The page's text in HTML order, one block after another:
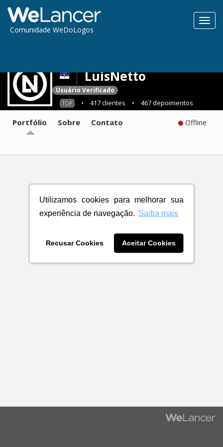
Utilizamos cookies para melhorar sua
experiência de navegação. Saiba mais
Recusar Cookies Aceitar Cookies
Comunidade WeDoLogos
LuisNetto
Usuário Verificado
TOP • 417 clientes • 467 depoimentos
Portfólio Sobre Contato Offline